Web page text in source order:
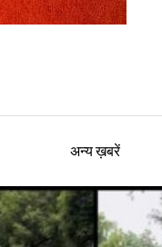
अन्य ख़बरें